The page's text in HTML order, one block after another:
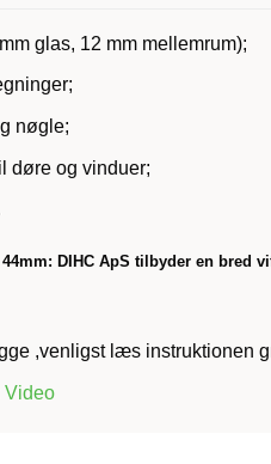
glas, 12 mm mellemrum);
nøgle;
døre og vinduer;
DIHC ApS tilbyder en bred
,venligst læs instruktionen
Video